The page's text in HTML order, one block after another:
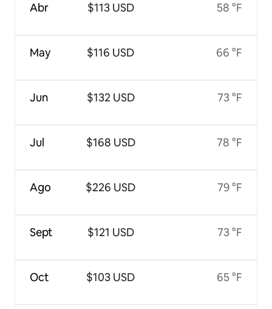
Abr
May
Jun
Jul
Ago
Sept
Oct
$113 USD
$116 USD
$132 USD
$168 USD
$226 USD
$121 USD
$103 USD
58 °F
66 °F
73 °F
78 °F
79 °F
73 °F
65 °F